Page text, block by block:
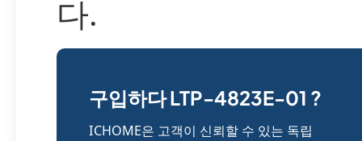
다.
구입하다 LTP-4823E-01 ?
ICHOME은 고객이 신뢰할 수 있는 독립